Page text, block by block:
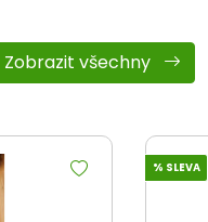
Zobrazit všechny
% SLEVA